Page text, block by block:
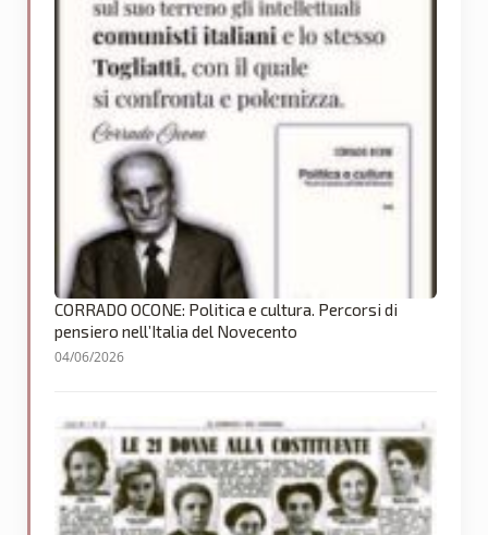
CORRADO OCONE: Politica e cultura. Percorsi di
pensiero nell’Italia del Novecento
04/06/2026